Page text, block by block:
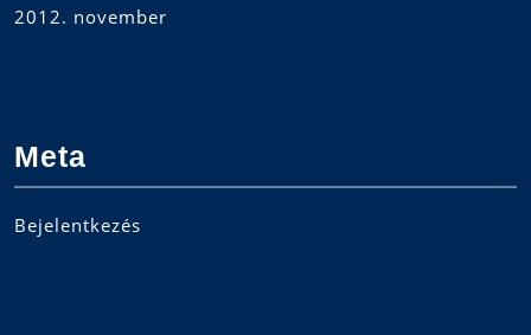
2012. november
Meta
Bejelentkezés